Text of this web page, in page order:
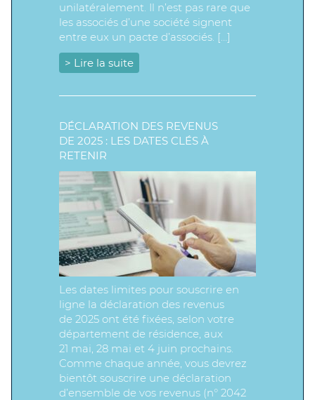
unilatéralement. Il n’est pas rare que
les associés d’une société signent
entre eux un pacte d’associés. […]
> Lire la suite
DÉCLARATION DES REVENUS
DE 2025 : LES DATES CLÉS À
RETENIR
Les dates limites pour souscrire en
ligne la déclaration des revenus
de 2025 ont été fixées, selon votre
département de résidence, aux
21 mai, 28 mai et 4 juin prochains.
Comme chaque année, vous devrez
bientôt souscrire une déclaration
d’ensemble de vos revenus (n° 2042